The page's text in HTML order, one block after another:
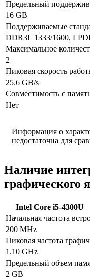
Предельный
16 GB
Поддерживаемые
DDR3L 1333/1600,
Максимальное
2
Пиковая скорость
25.6 GB/s
Совместимость с
Нет
Информация о
недостаточна для
Наличие
графического
Intel Core i5-4300U
Начальная частота
200 MHz
Пиковая частота
1.10 GHz
Предельный объем
2 GB